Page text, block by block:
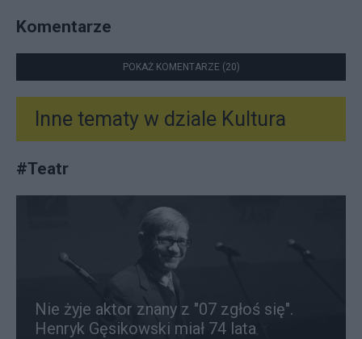
Komentarze
POKAŻ KOMENTARZE (20)
Inne tematy w dziale Kultura
#Teatr
Nie żyje aktor znany z "07 zgłoś się".
Henryk Gęsikowski miał 74 lata